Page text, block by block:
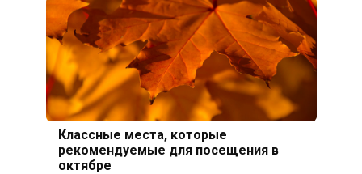
Классные места, которые
рекомендуемые для посещения в
октябре